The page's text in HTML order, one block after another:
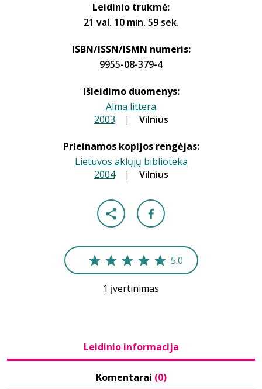
Leidinio trukmė:
21 val. 10 min. 59 sek.
ISBN/ISSN/ISMN numeris:
9955-08-379-4
Išleidimo duomenys:
Alma littera
2003 | Vilnius
Prieinamos kopijos rengėjas:
Lietuvos aklųjų biblioteka
2004 | Vilnius
5.0
1 įvertinimas
Leidinio informacija
Komentarai (0)